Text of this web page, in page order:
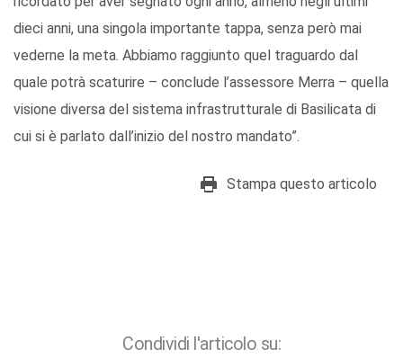
dieci anni, una singola importante tappa, senza però mai
vederne la meta. Abbiamo raggiunto quel traguardo dal
quale potrà scaturire – conclude l’assessore Merra – quella
visione diversa del sistema infrastrutturale di Basilicata di
cui si è parlato dall’inizio del nostro mandato”.
Stampa questo articolo
Condividi l'articolo su: